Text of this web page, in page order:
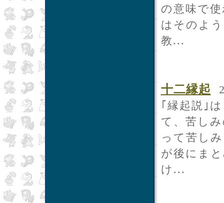
の意味で
はそのよ
教...
十二縁起
｢縁起説｣
て、苦し
って苦し
が後にま
け...